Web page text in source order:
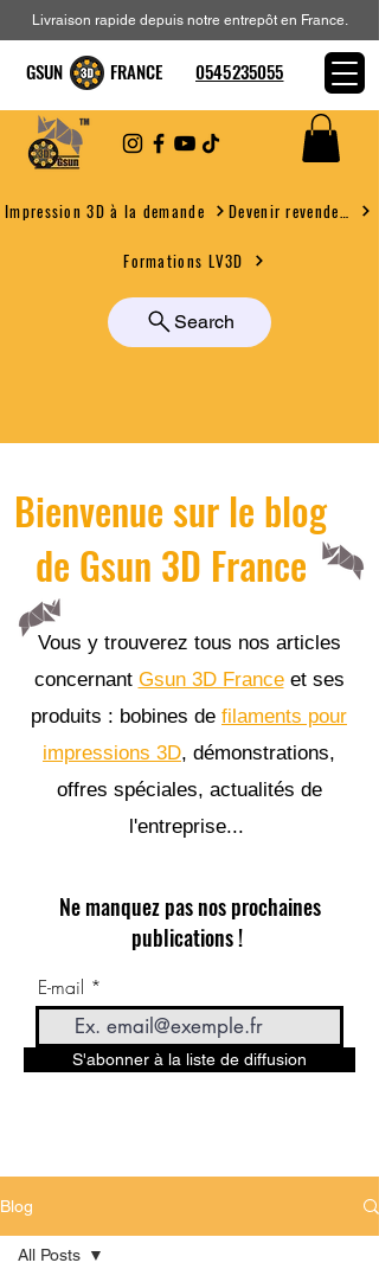
Impression 3D à la demande
Formations LV3D
Search
Livraison rapide depuis notre entrepôt en France.
GSUN FRANCE 0545235055
Bienvenue sur le blog
de Gsun 3D France
Vous y trouverez tous nos articles
concernant Gsun 3D Franceet ses
produits : bobines de filaments pour
impressions 3D, démonstrations,
offres spéciales, actualités de
l'entreprise...
Ne manquez pas nos prochaines
publications !
E-mail
S'abonner à la liste de diffusion
Blog
All Posts